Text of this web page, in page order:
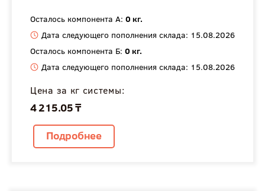
Осталось компонента А: 0 кг.
Дата следующего пополнения склада: 15.08.2026
Осталось компонента Б: 0 кг.
Дата следующего пополнения склада: 15.08.2026
Цена за кг системы:
4 215.05 ₸
Подробнее